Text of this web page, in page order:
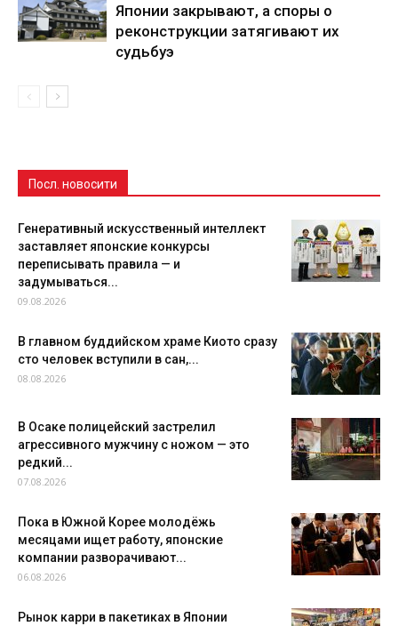
Японии закрывают, а споры о
реконструкции затягивают их
судьбуэ
Посл. новосити
Генеративный искусственный интеллект
заставляет японские конкурсы
переписывать правила — и
задумываться...
09.08.2026
В главном буддийском храме Киото сразу
сто человек вступили в сан,...
08.08.2026
В Осаке полицейский застрелил
агрессивного мужчину с ножом — это
редкий...
07.08.2026
Пока в Южной Корее молодёжь
месяцами ищет работу, японские
компании разворачивают...
06.08.2026
Рынок карри в пакетиках в Японии